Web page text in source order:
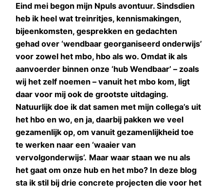
Eind mei begon mijn Npuls avontuur. Sindsdien
heb ik heel wat treinritjes, kennismakingen,
bijeenkomsten, gesprekken en gedachten
gehad over ‘wendbaar georganiseerd onderwijs’
voor zowel het mbo, hbo als wo. Omdat ik als
aanvoerder binnen onze ‘hub Wendbaar’ – zoals
wij het zelf noemen – vanuit het mbo kom, ligt
daar voor mij ook de grootste uitdaging.
Natuurlijk doe ik dat samen met mijn collega’s uit
het hbo en wo, en ja, daarbij pakken we veel
gezamenlijk op, om vanuit gezamenlijkheid toe
te werken naar een ‘waaier van
vervolgonderwijs’. Maar waar staan we nu als
het gaat om onze hub en het mbo? In deze blog
sta ik stil bij drie concrete projecten die voor het